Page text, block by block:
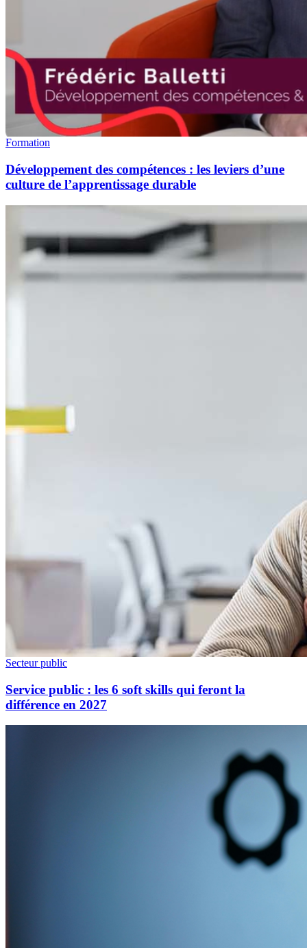
Formation
Développement des compétences : les leviers d’une
culture de l’apprentissage durable
Secteur public
Service public : les 6 soft skills qui feront la
différence en 2027